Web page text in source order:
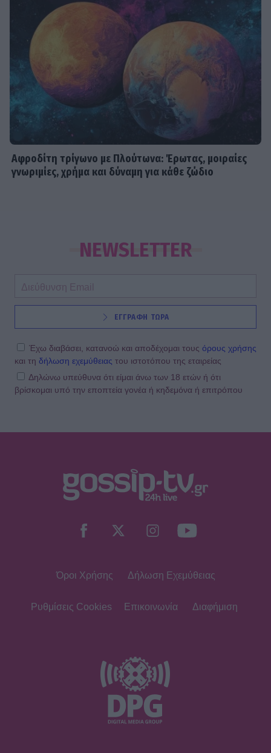
Αφροδίτη τρίγωνο με Πλούτωνα: Έρωτας, μοιραίες
γνωριμίες, χρήμα και δύναμη για κάθε ζώδιο
NEWSLETTER
ΕΓΓΡΑΦΗ ΤΩΡΑ
Έχω διαβάσει, κατανοώ και αποδέχομαι τους όρους χρήσης
και τη δήλωση εχεμύθειας του ιστοτόπου της εταιρείας
Δηλώνω υπεύθυνα ότι είμαι άνω των 18 ετών ή ότι
βρίσκομαι υπό την εποπτεία γονέα ή κηδεμόνα ή επιτρόπου
Όροι Χρήσης Δήλωση Εχεμύθειας
Ρυθμίσεις Cookies Επικοινωνία Διαφήμιση